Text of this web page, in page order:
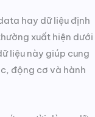
hay dữ liệu định
xuất hiện dưới
liệu này giúp cung
động cơ và hành